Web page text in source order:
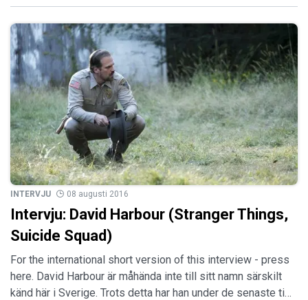
INTERVJU 08 augusti 2016
Intervju: David Harbour (Stranger Things,
Suicide Squad)
For the international short version of this interview - press
here. David Harbour är måhända inte till sitt namn särskilt
känd här i Sverige. Trots detta har han under de senaste ti…